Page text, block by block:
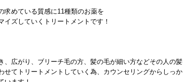
求めている質感に11種類のお薬を
イズしていくトリートメントです！
、広がり、ブリーチ毛の方、髪の毛が細い方などその人の髪
せてトリートメントしていく為、カウンセリングからしっか